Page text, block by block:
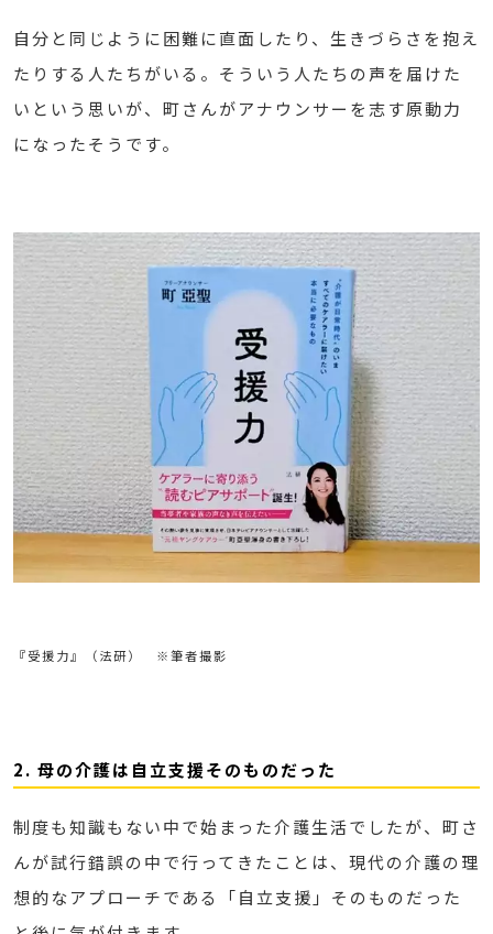
自分と同じように困難に直面したり、生きづらさを抱え
たりする人たちがいる。そういう人たちの声を届けた
いという思いが、町さんがアナウンサーを志す原動力
になったそうです。
『受援力』（法研） ※筆者撮影
2. 母の介護は自立支援そのものだった
制度も知識もない中で始まった介護生活でしたが、町さ
んが試行錯誤の中で行ってきたことは、現代の介護の理
想的なアプローチである「自立支援」そのものだった